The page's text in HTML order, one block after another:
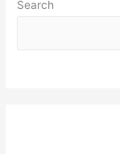
Search